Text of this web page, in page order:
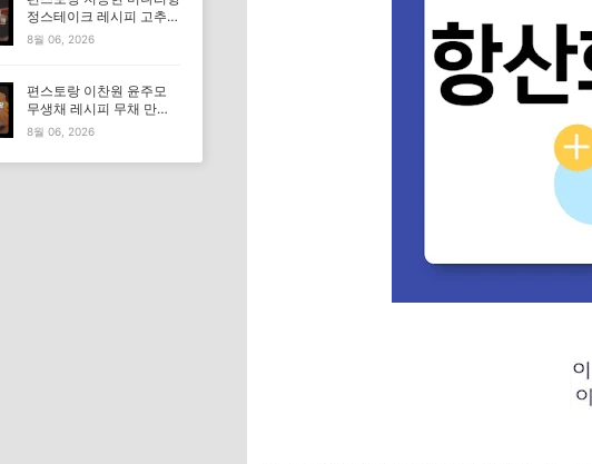
정스테이크 레시피 고추장
마요소스 만드는법
8월 06, 2026
편스토랑 이찬원 윤주모
무생채 레시피 무채 만드
는법
8월 06, 2026